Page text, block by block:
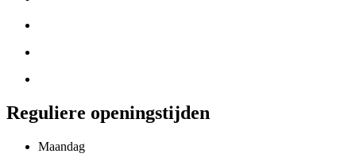
Reguliere openingstijden
Maandag